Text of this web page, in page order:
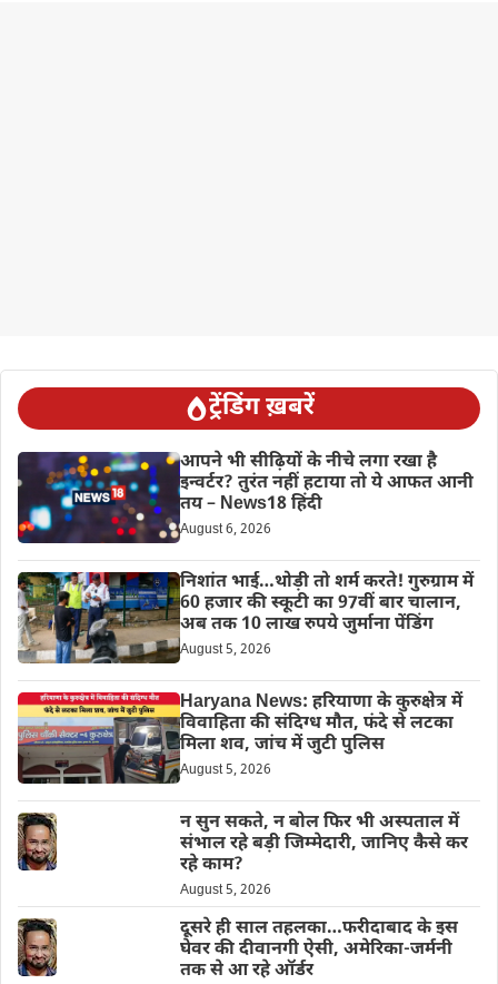
ट्रेंडिंग ख़बरें
आपने भी सीढ़ियों के नीचे लगा रखा है
इन्वर्टर? तुरंत नहीं हटाया तो ये आफत आनी
तय – News18 हिंदी
August 6, 2026
निशांत भाई…थोड़ी तो शर्म करते! गुरुग्राम में
60 हजार की स्कूटी का 97वीं बार चालान,
अब तक 10 लाख रुपये जुर्माना पेंडिंग
August 5, 2026
Haryana News: हरियाणा के कुरुक्षेत्र में
विवाहिता की संदिग्ध मौत, फंदे से लटका
मिला शव, जांच में जुटी पुलिस
August 5, 2026
न सुन सकते, न बोल फिर भी अस्पताल में
संभाल रहे बड़ी जिम्मेदारी, जानिए कैसे कर
रहे काम?
August 5, 2026
दूसरे ही साल तहलका…फरीदाबाद के इस
घेवर की दीवानगी ऐसी, अमेरिका-जर्मनी
तक से आ रहे ऑर्डर